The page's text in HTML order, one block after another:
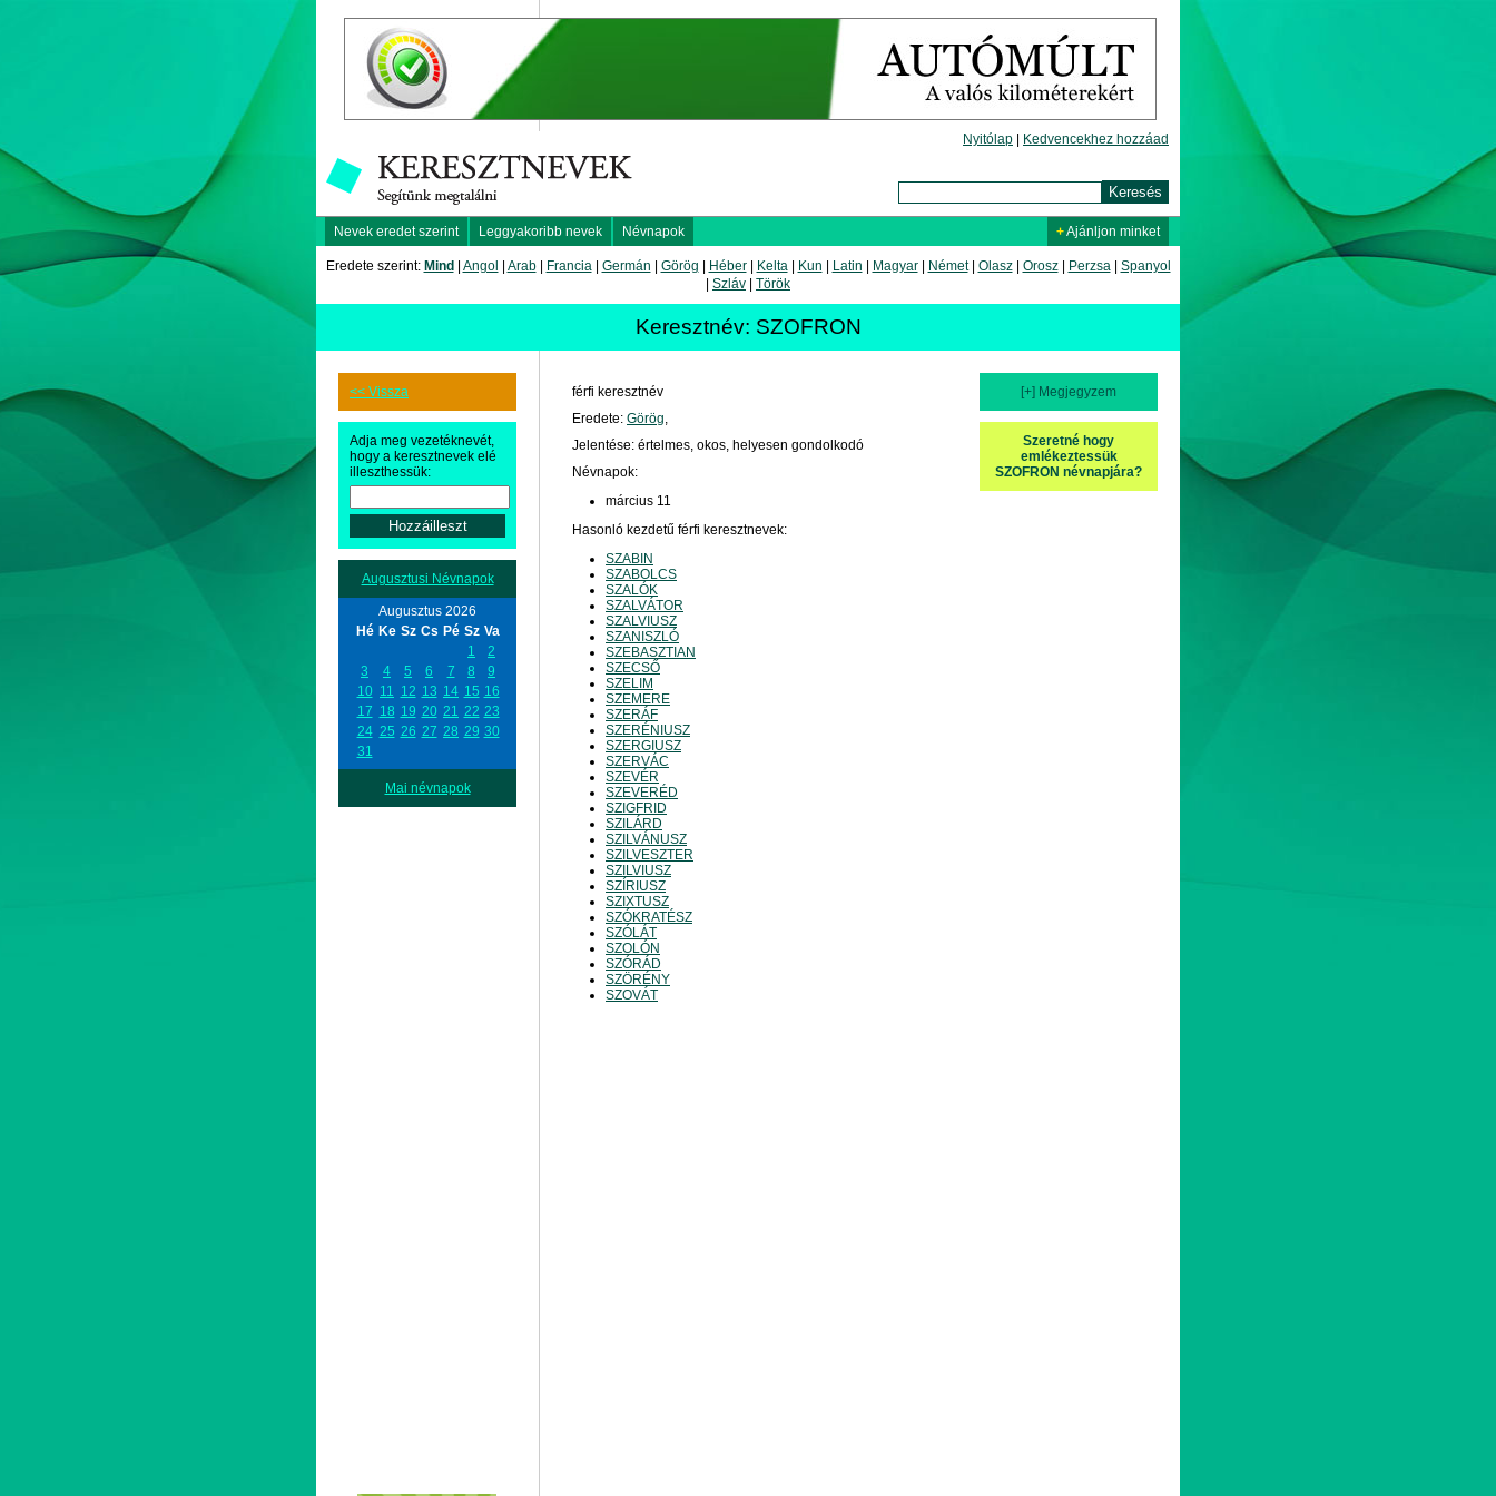
Nyitólap Kedvencekhez hozzáad
Nevek eredet szerint Leggyakoribb nevek Névnapok +Ajánljon minket
Eredete szerint: Mind Angol Arab| Francia| Germán Görög Héber| Kelta| Kun Latin Magyar| Német| Olasz| Orosz| Perzsa| Spanyol
Szláv Török
Keresztnév: SZOFRON
<< Vissza
Adja meg vezetéknevét,
hogy a keresztnevek elé
illeszthessük:
Augusztusi Névnapok
Augusztus 2026
Hé Ke Sz Cs Pé Sz Va
1
2
3
4 5 6 7 8
9
10 11 12 13 14 15 16
17 18 19 20 21 22 23
24 25 26 27 28 29 30
31
Mai névnapok
[+] Megjegyzem
Szeretné hogy
emlékeztessük
SZOFRON névnapjára?
férfi keresztnév
Eredete: Görög,
Jelentése: értelmes, okos, helyesen gondolkodó
Névnapok:
március 11
Hasonló kezdetű férfi keresztnevek:
SZABIN
SZABOLCS
SZALÓK
SZALVÁTOR
SZALVIUSZ
SZANISZLÓ
SZEBASZTIAN
SZECSŐ
SZELIM
SZEMERE
SZERÁF
SZERÉNIUSZ
SZERGIUSZ
SZERVÁC
SZEVÉR
SZEVERÉD
SZIGFRID
SZILÁRD
SZILVÁNUSZ
SZILVESZTER
SZILVIUSZ
SZÍRIUSZ
SZIXTUSZ
SZÓKRATÉSZ
SZÓLÁT
SZOLÓN
SZÓRÁD
SZÖRÉNY
SZOVÁT